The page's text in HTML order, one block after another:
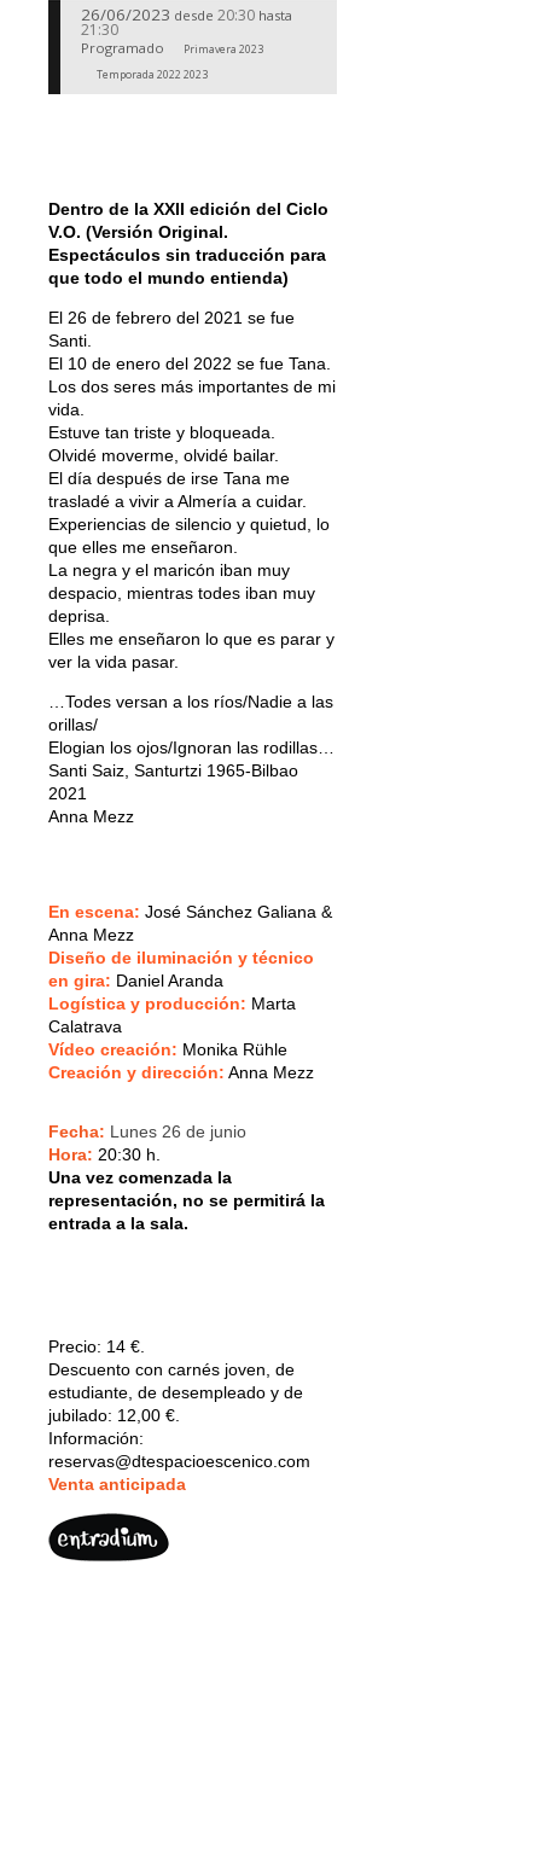
26/06/2023 desde 20:30 hasta
21:30
Programado
Primavera 2023
Temporada 2022 2023
Dentro de la XXII edición del Ciclo
V.O. (Versión Original.
Espectáculos sin traducción para
que todo el mundo entienda)
El 26 de febrero del 2021 se fue
Santi.
El 10 de enero del 2022 se fue Tana.
Los dos seres más importantes de mi
vida.
Estuve tan triste y bloqueada.
Olvidé moverme, olvidé bailar.
El día después de irse Tana me
trasladé a vivir a Almería a cuidar.
Experiencias de silencio y quietud, lo
que elles me enseñaron.
La negra y el maricón iban muy
despacio, mientras todes iban muy
deprisa.
Elles me enseñaron lo que es parar y
ver la vida pasar.
…Todes versan a los ríos/Nadie a las
orillas/
Elogian los ojos/Ignoran las rodillas…
Santi Saiz, Santurtzi 1965-Bilbao
2021
Anna Mezz
En escena: José Sánchez Galiana &
Anna Mezz
Diseño de iluminación y técnico
en gira: Daniel Aranda
Logística y producción: Marta
Calatrava
Vídeo creación: Monika Rühle
Creación y dirección: Anna Mezz
Fecha: Lunes 26 de junio
Hora: 20:30 h.
Una vez comenzada la
representación, no se permitirá la
entrada a la sala.
Precio: 14 €.
Descuento con carnés joven, de
estudiante, de desempleado y de
jubilado: 12,00 €.
Información:
reservas@dtespacioescenico.com
Venta anticipada